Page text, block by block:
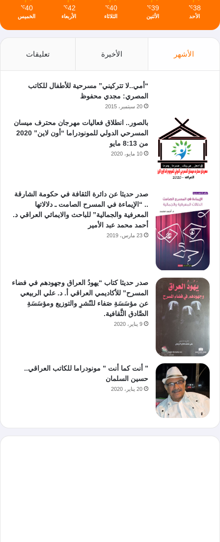
38
℃
الأحد
39
℃
الأثنين
40
℃
الثلاثاء
42
℃
الأربعاء
40
℃
الخميس
الأشهر الأخيرة تعليقات
“أمي..لا تتركيني” مسرحية للأطفال للكاتب
المصري: مجدي محفوظ
20 سبتمبر، 2015
بالصور.. انطلاق فعاليات مهرجان محترف ميسان
المسرحي الدولي للمونودراما “أون لاين” 2020
من 8:13 مايو
10 مايو، 2020
صدر حديثا عن دائرة الثقافة في حكومة الشارقة
.. “الإيماءة في المسرح الصامت ـ دلالاتها
المعرفية والجمالية” للباحث والايمائي العراقي د.
أحمد محمد عبد الأمير
23 مارس، 2019
صدر حديثا كتاب “يهودُ العراق وجهودهم في فضاء
المسرح” للأكاديمي العراقي أ. د. علي الربيعي
عن مؤسَسَةِ صَفاء للنّشرِ والتوزيع ومؤسَسَةِ
الصَّادق الثَّقافية.
9 يناير، 2020
” أنت كما أنت ” مونودراما للكاتب العراقي..
حسين السلمان
20 يناير، 2020